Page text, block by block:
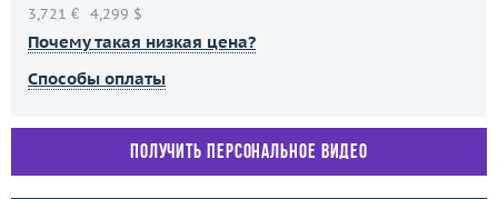
3,721 € 4,299 $
Почему такая низкая цена?
Способы оплаты
Получить персональное видео